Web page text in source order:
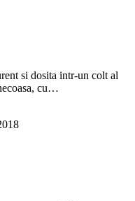
si dosita intr-un colt al
cu…